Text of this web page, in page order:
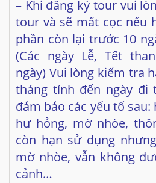
– Khi đăng ký tour vui
tour và sẽ mất cọc nếu
phần còn lại trước 10
(Các ngày Lễ, Tết
ngày) Vui lòng kiểm tra
tháng tính đến ngày đi
đảm bảo các yếu tố
hư hỏng, mờ nhòe,
còn hạn sử dụng
mờ nhòe, vẫn không
cảnh…